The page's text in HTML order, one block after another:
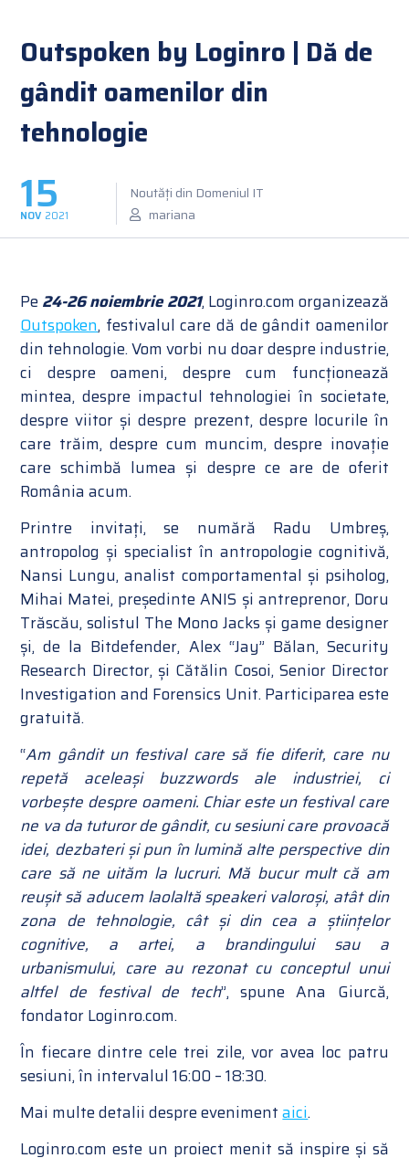
Outspoken by Loginro | Dă de
gândit oamenilor din
tehnologie
15
NOV 2021
Noutăți din Domeniul IT
mariana
Pe 24-26 noiembrie 2021, Loginro.com organizează
Outspoken, festivalul care dă de gândit oamenilor
din tehnologie. Vom vorbi nu doar despre industrie,
ci despre oameni, despre cum funcționează
mintea, despre impactul tehnologiei în societate,
despre viitor și despre prezent, despre locurile în
care trăim, despre cum muncim, despre inovație
care schimbă lumea și despre ce are de oferit
România acum.
Printre invitați, se numără Radu Umbreș,
antropolog și specialist în antropologie cognitivă,
Nansi Lungu, analist comportamental și psiholog,
Mihai Matei, președinte ANIS și antreprenor, Doru
Trăscău, solistul The Mono Jacks și game designer
și, de la Bitdefender, Alex “Jay” Bălan, Security
Research Director, și Cătălin Cosoi, Senior Director
Investigation and Forensics Unit. Participarea este
gratuită.
“Am gândit un festival care să fie diferit, care nu
repetă aceleași buzzwords ale industriei, ci
vorbește despre oameni. Chiar este un festival care
ne va da tuturor de gândit, cu sesiuni care provoacă
idei, dezbateri și pun în lumină alte perspective din
care să ne uităm la lucruri. Mă bucur mult că am
reușit să aducem laolaltă speakeri valoroși, atât din
zona de tehnologie, cât și din cea a științelor
cognitive, a artei, a brandingului sau a
urbanismului, care au rezonat cu conceptul unui
altfel de festival de tech”, spune Ana Giurcă,
fondator Loginro.com.
În fiecare dintre cele trei zile, vor avea loc patru
sesiuni, în intervalul 16:00 – 18:30.
Mai multe detalii despre evenimentaici.
Loginro.com este un proiect menit să inspire și să